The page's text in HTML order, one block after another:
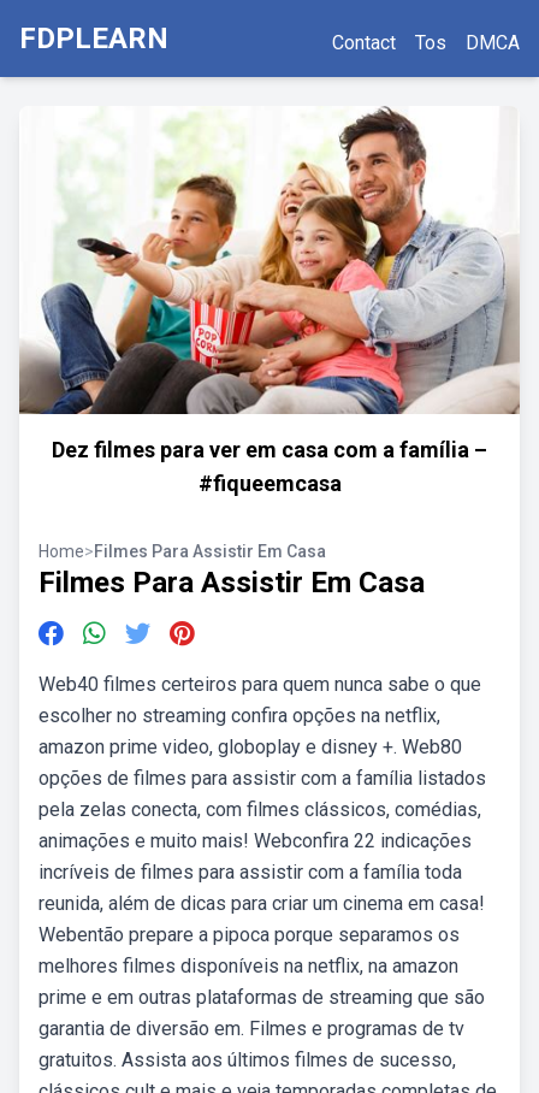
FDPLEARN Contact Tos DMCA
Dez filmes para ver em casa com a família –
#fiqueemcasa
Home>Filmes Para Assistir Em Casa
Filmes Para Assistir Em Casa
Web40 filmes certeiros para quem nunca sabe o que
escolher no streaming confira opções na netflix,
amazon prime video, globoplay e disney +. Web80
opções de filmes para assistir com a família listados
pela zelas conecta, com filmes clássicos, comédias,
animações e muito mais! Webconfira 22 indicações
incríveis de filmes para assistir com a família toda
reunida, além de dicas para criar um cinema em casa!
Webentão prepare a pipoca porque separamos os
melhores filmes disponíveis na netflix, na amazon
prime e em outras plataformas de streaming que são
garantia de diversão em. Filmes e programas de tv
gratuitos. Assista aos últimos filmes de sucesso,